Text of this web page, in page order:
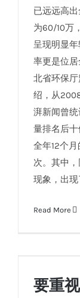
已远远高
为60/10万
呈现明显
率更是位
北省环保
绍，从
湃新闻曾统
量排名后十
全年12个
次。其中
现象，出现
Read More
要重